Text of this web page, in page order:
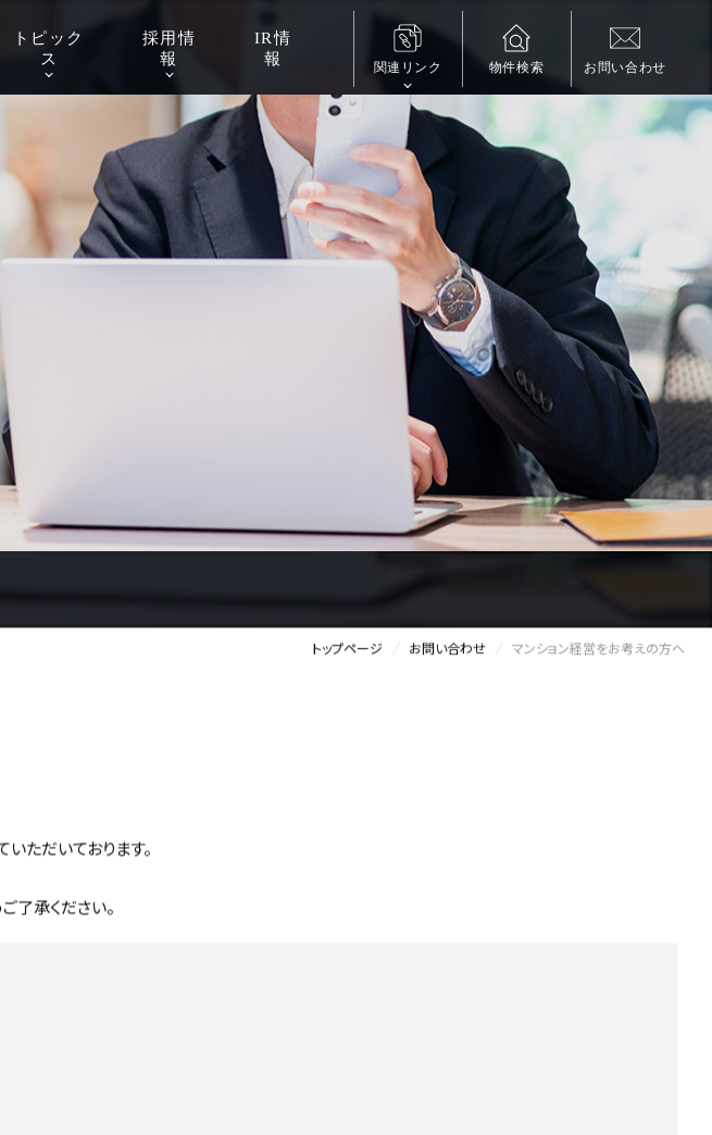
トピッ ク
ス
採用情
報
IR情
報
関連リンク 物件検索 お問い合わせ
トップページ お問い合わせ マンション経営をお考えの方へ
ただいております。
了承ください。